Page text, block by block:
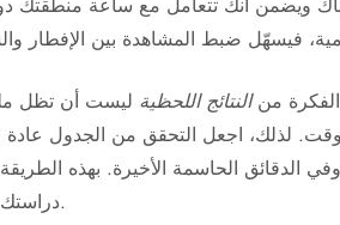
منالنتائج اللحظية ليست أن تظل
لذلك، اجعل التحقق من الجدول
الدقائق الحاسمة الأخيرة. بهذه
دراستك ولا تفقد متعة متابعة فريقك.